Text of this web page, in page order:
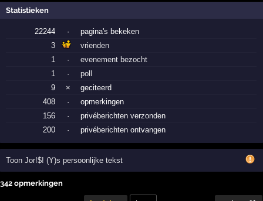
Statistieken
22244 ·
pagina's bekeken
3
vrienden
1
·
evenement bezocht
1
·
poll
9
×
geciteerd
408
·
opmerkingen
156
·
privéberichten verzonden
200
· privéberichten ontvangen
Toon Jor!$! (Y)s persoonlijke tekst
342 opmerkingen